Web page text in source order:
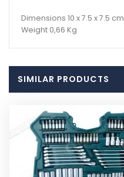
Dimensions 10 x 7.5 x 7.5 cm
Weight 0,66 Kg
SIMILAR PRODUCTS